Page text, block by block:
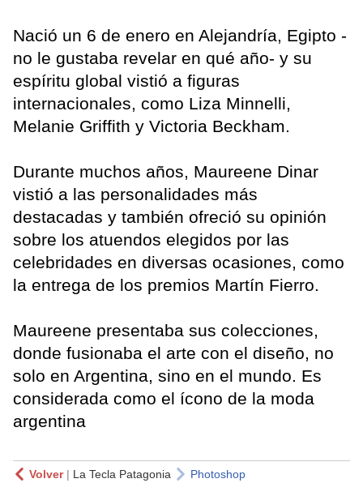
Nació un 6 de enero en Alejandría, Egipto -
no le gustaba revelar en qué año- y su
espíritu global vistió a figuras
internacionales, como Liza Minnelli,
Melanie Griffith y Victoria Beckham.
Durante muchos años, Maureene Dinar
vistió a las personalidades más
destacadas y también ofreció su opinión
sobre los atuendos elegidos por las
celebridades en diversas ocasiones, como
la entrega de los premios Martín Fierro.
Maureene presentaba sus colecciones,
donde fusionaba el arte con el diseño, no
solo en Argentina, sino en el mundo. Es
considerada como el ícono de la moda
argentina
Volver| La Tecla Patagonia Photoshop